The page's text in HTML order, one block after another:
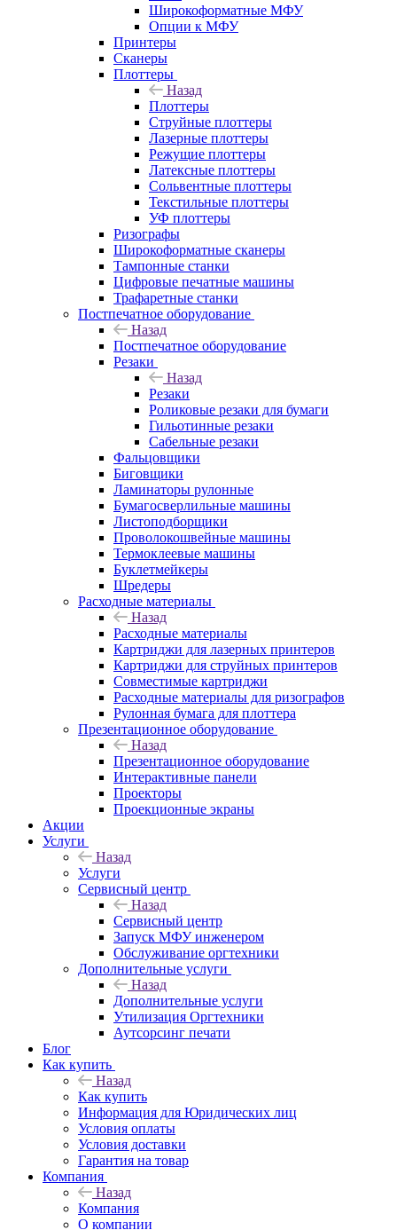
Широкоформатные МФУ
Опции к МФУ
Принтеры
Сканеры
Плоттеры
Назад
Плоттеры
Струйные плоттеры
Лазерные плоттеры
Режущие плоттеры
Латексные плоттеры
Сольвентные плоттеры
Текстильные плоттеры
УФ плоттеры
Ризографы
Широкоформатные сканеры
Тампонные станки
Цифровые печатные машины
Трафаретные станки
Постпечатное оборудование
Назад
Постпечатное оборудование
Резаки
Назад
Резаки
Роликовые резаки для бумаги
Гильотинные резаки
Сабельные резаки
Фальцовщики
Биговщики
Ламинаторы рулонные
Бумагосверлильные машины
Листоподборщики
Проволокошвейные машины
Термоклеевые машины
Буклетмейкеры
Шредеры
Расходные материалы
Назад
Расходные материалы
Картриджи для лазерных принтеров
Картриджи для струйных принтеров
Совместимые картриджи
Расходные материалы для ризографов
Рулонная бумага для плоттера
Презентационное оборудование
Назад
Презентационное оборудование
Интерактивные панели
Проекторы
Проекционные экраны
Акции
Услуги
Назад
Услуги
Сервисный центр
Назад
Сервисный центр
Запуск МФУ инженером
Обслуживание оргтехники
Дополнительные услуги
Назад
Дополнительные услуги
Утилизация Оргтехники
Аутсорсинг печати
Блог
Как купить
Назад
Как купить
Информация для Юридических лиц
Условия оплаты
Условия доставки
Гарантия на товар
Компания
Назад
Компания
О компании